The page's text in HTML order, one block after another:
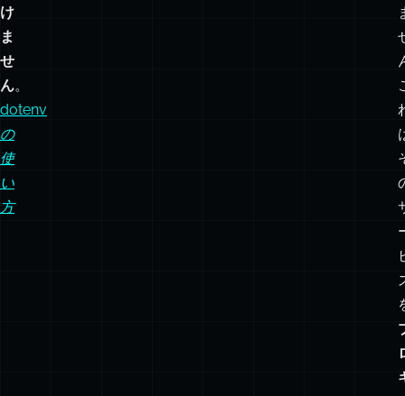
含
め
て
は
い
け
ま
せ
ん。